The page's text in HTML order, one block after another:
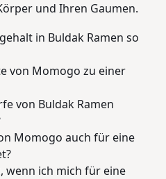
und Ihren Gaumen.
in Buldak Ramen so
von Momogo zu einer
von Buldak Ramen
Momogo auch für eine
wenn ich mich für eine